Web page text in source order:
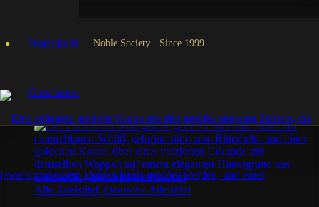
Warenkorb
Gutscheine
Noble Society · Since 1999
Fürst
Einzelnes Ergebnis wird angezeigt
Alle Adelstitel, Deutsche Adelstitel